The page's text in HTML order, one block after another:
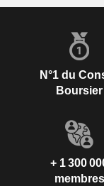
N°1 du
Boursier
+ 1 300
membres